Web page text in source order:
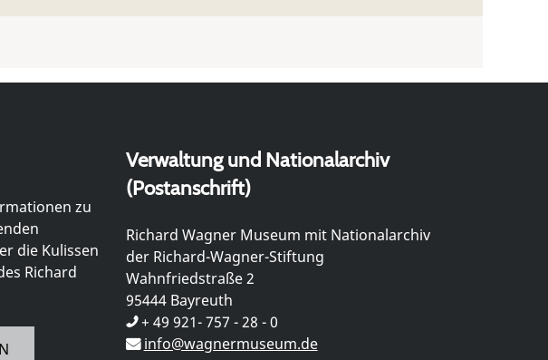
zu
die Kulissen
Richard
Verwaltung und Nationalarchiv
(Postanschrift)
Richard Wagner Museum mit Nationalarchiv
der Richard-Wagner-Stiftung
Wahnfriedstraße 2
95444 Bayreuth
+ 49 921- 757 - 28 - 0
info@wagnermuseum.de